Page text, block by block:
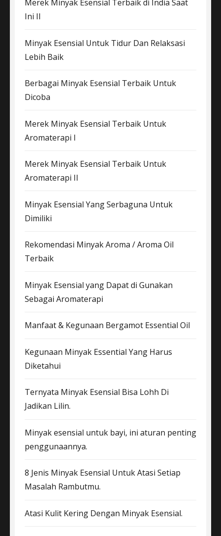
Merek Minyak Esensial Terbaik di India Saat
Ini II
Minyak Esensial Untuk Tidur Dan Relaksasi
Lebih Baik
Berbagai Minyak Esensial Terbaik Untuk
Dicoba
Merek Minyak Esensial Terbaik Untuk
Aromaterapi I
Merek Minyak Esensial Terbaik Untuk
Aromaterapi II
Minyak Esensial Yang Serbaguna Untuk
Dimiliki
Rekomendasi Minyak Aroma / Aroma Oil
Terbaik
Minyak Esensial yang Dapat di Gunakan
Sebagai Aromaterapi
Manfaat & Kegunaan Bergamot Essential Oil
Kegunaan Minyak Essential Yang Harus
Diketahui
Ternyata Minyak Esensial Bisa Lohh Di
Jadikan Lilin.
Minyak esensial untuk bayi, ini aturan penting
penggunaannya.
8 Jenis Minyak Esensial Untuk Atasi Setiap
Masalah Rambutmu.
Atasi Kulit Kering Dengan Minyak Esensial.